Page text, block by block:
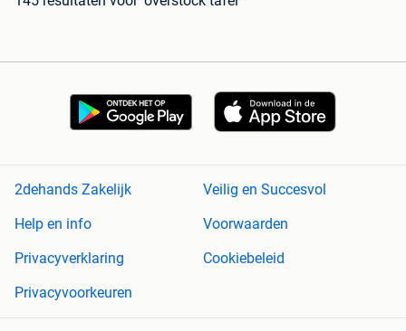
2dehands Zakelijk
Veilig en Succesvol
Help en info
Voorwaarden
Privacyverklaring
Cookiebeleid
Privacyvoorkeuren